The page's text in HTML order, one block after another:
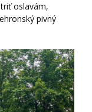
oslavám,
pivný